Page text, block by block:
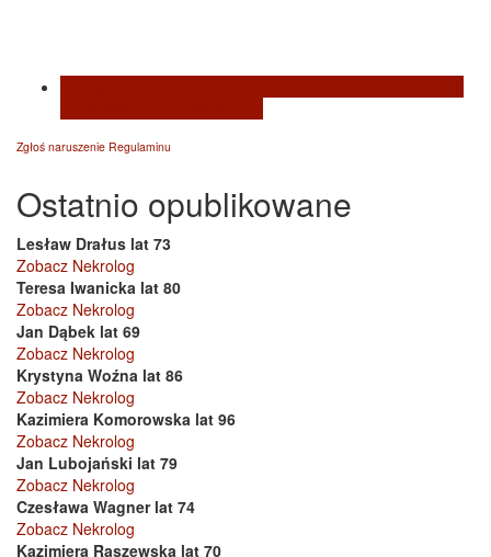
Zgłoś naruszenie Regulaminu
Ostatnio opublikowane
Lesław Drałus lat 73
Zobacz Nekrolog
Teresa Iwanicka lat 80
Zobacz Nekrolog
Jan Dąbek lat 69
Zobacz Nekrolog
Krystyna Woźna lat 86
Zobacz Nekrolog
Kazimiera Komorowska lat 96
Zobacz Nekrolog
Jan Lubojański lat 79
Zobacz Nekrolog
Czesława Wagner lat 74
Zobacz Nekrolog
Kazimiera Raszewska lat 70